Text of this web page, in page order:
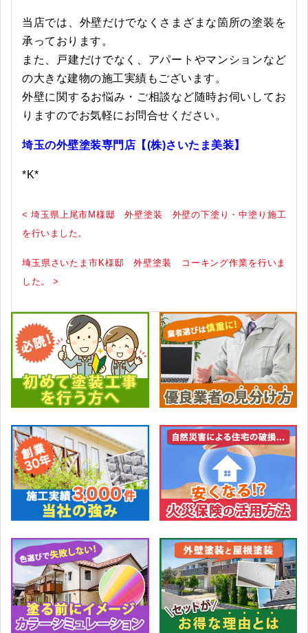
当店では、外壁だけでなくさまざまな箇所の塗装を
承っております。
また、戸建だけでなく、アパートやマンションなど
の大きな建物の施工実績もございます。
外壁に関するお悩み・ご相談など随時お伺いしてお
りますのでお気軽にお問合せください。
埼玉の外壁塗装専門店【(株)さいたま美装】
*K*
< 埼玉県上尾市M様邸 外壁塗装 外壁の下塗り・中塗り施工
を行いました。
埼玉県さいたま市K様邸 外壁塗装 コーキング作業を行いま
した。 >